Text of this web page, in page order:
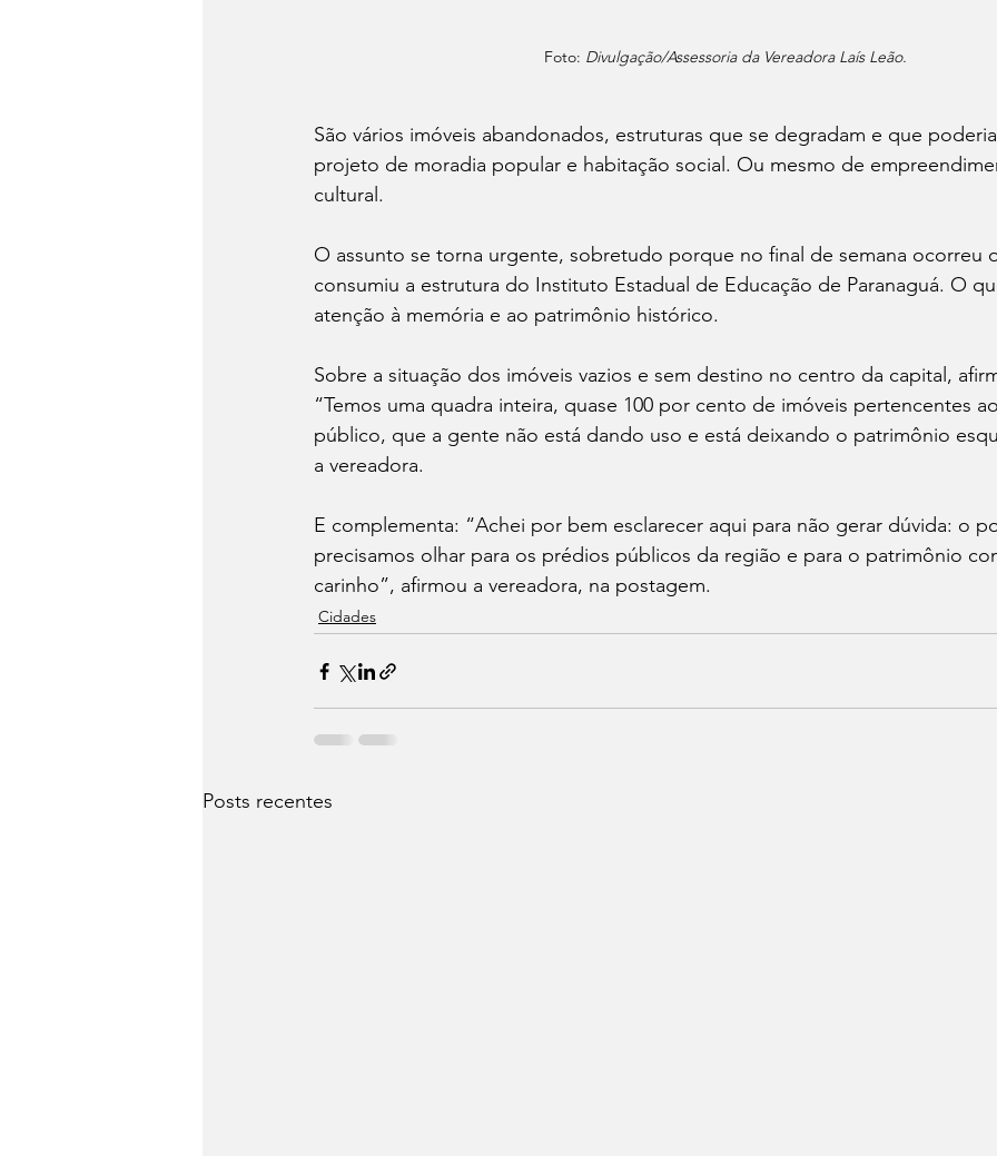
Foto: Divulgação/Assessoria da Vereadora Laís Leão.
São vários imóveis abandonados, estruturas que se degradam e que
projeto de moradia popular e habitação social. Ou mesmo de
cultural.
O assunto se torna urgente, sobretudo porque no final de semana ocorreu
consumiu a estrutura do Instituto Estadual de Educação de Paranaguá. O
atenção à memória e ao patrimônio histórico.
Sobre a situação dos imóveis vazios e sem destino no centro da capital,
“Temos uma quadra inteira, quase 100 por cento de imóveis pertencentes
público, que a gente não está dando uso e está deixando o patrimônio
a vereadora.
E complementa: “Achei por bem esclarecer aqui para não gerar dúvida: o
precisamos olhar para os prédios públicos da região e para o patrimônio
carinho”, afirmou a vereadora, na postagem.
Cidades
Posts recentes